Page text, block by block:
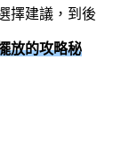
擇建議，到後
放的攻略秘